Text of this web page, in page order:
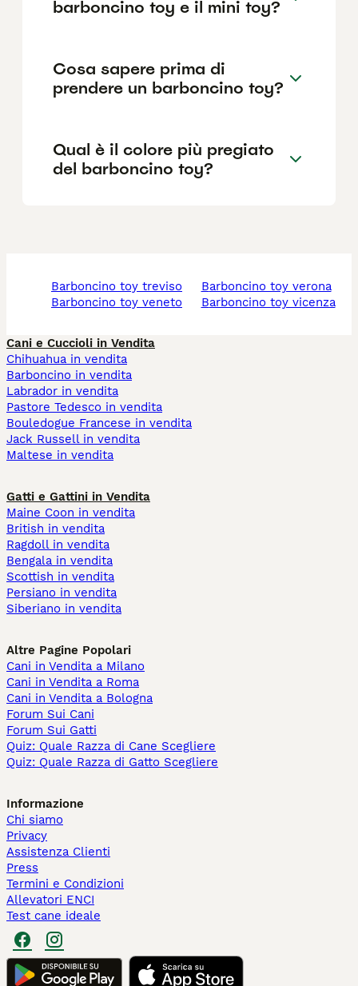
barboncino toy e il mini toy?
Cosa sapere prima di
prendere un barboncino toy?
Qual è il colore più pregiato
del barboncino toy?
barboncino toy treviso
barboncino toy veneto
barboncino toy verona
barboncino toy vicenza
Cani e Cuccioli in Vendita
Chihuahua in vendita
Barboncino in vendita
Labrador in vendita
Pastore Tedesco in vendita
Bouledogue Francese in vendita
Jack Russell in vendita
Maltese in vendita
Gatti e Gattini in Vendita
Maine Coon in vendita
British in vendita
Ragdoll in vendita
Bengala in vendita
Scottish in vendita
Persiano in vendita
Siberiano in vendita
Altre Pagine Popolari
Cani in Vendita a Milano
Cani in Vendita a Roma
Cani in Vendita a Bologna
Forum Sui Cani
Forum Sui Gatti
Quiz: Quale Razza di Cane Scegliere
Quiz: Quale Razza di Gatto Scegliere
Informazione
Chi siamo
Privacy
Assistenza Clienti
Press
Termini e Condizioni
Allevatori ENCI
Test cane ideale